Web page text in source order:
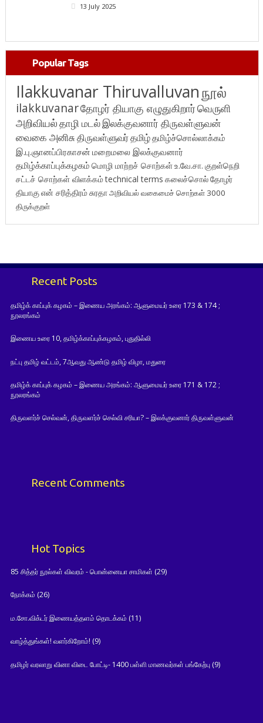
13 July 2025
Popular Tags
Ilakkuvanar Thiruvalluvanநூல்
ilakkuvanarதோழர் தியாகு எழுதுகிறார்வெருளி
அறிவியல்தாழி மடல்இலக்குவனார் திருவள்ளுவன்
வைகை அனிசுதிருவள்ளுவர்தமிழ்தமிழ்ச்சொல்லாக்கம்
இ.பு.ஞானப்பிரகாசன் மறைமலை இலக்குவனார்
தமிழ்க்காப்புக்கழகம் மொழி மாற்றச் சொற்கள்உ.வே.சா. குறள்நெறி
சட்டச் சொற்கள் விளக்கம்technical terms கலைச்சொல்தோழர்
தியாகுஎன் சரித்திரம்சுரதாஅறிவியல் வகைமைச் சொற்கள் 3000
திருக்குறள்
Recent Posts
தமிழ்க் காப்புக் கழகம் – இணைய அரங்கம்: ஆளுமையர் உரை 173 & 174 ;
நூலரங்கம்
இணைய உரை 10, தமிழ்க்காப்புக்கழகம், புதுதில்லி
நட்பு தமிழ் வட்டம், 7ஆவது ஆண்டு தமிழ் விழா, மதுரை
தமிழ்க் காப்புக் கழகம் – இணைய அரங்கம்: ஆளுமையர் உரை 171 & 172 ;
நூலரங்கம்
திருவளர்ச் செல்வன், திருவளர்ச் செல்வி சரியா? – இலக்குவனார் திருவள்ளுவன்
Recent Comments
Hot Topics
85 சித்தர் நூல்கள் விவரம் - பொன்னையா சாமிகள் (29)
நோக்கம் (26)
ம.சோ.விக்டர் இணையத்தளம் தொடக்கம் (11)
வாழ்த்துங்கள்! வளர்கிறோம்! (9)
தமிழர் வரலாறு வினா விடை போட்டி- 1400 பள்ளி மாணவர்கள் பங்கேற்பு(9)